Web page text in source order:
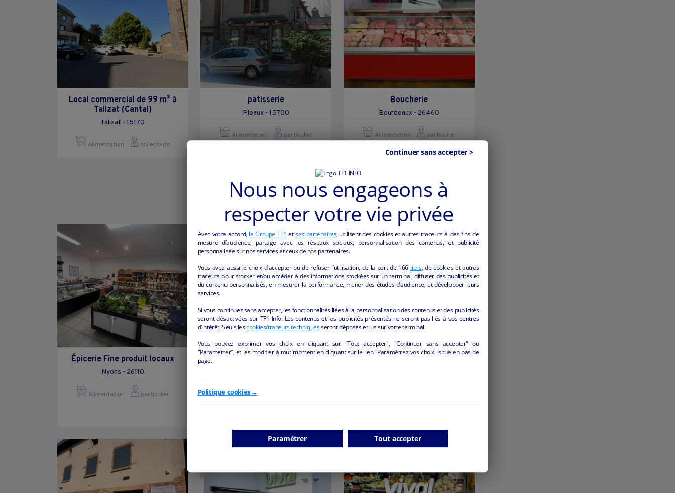
Local commercial de 99 m² à
Talizat (Cantal)
Talizat - 15170
Alimentation collectivite
patisserie
Pleaux - 15700
Alimentation particulier
Boucherie
Bourdeaux - 26460
Alimentation particulier
Épicerie Fine produit locaux
Nyons - 26110
Alimentation particulier Saint-Étienne - 42000
Nous nous engageons à
respecter votre vie privée
Avec votre accord, le Groupe TF1 etses partenaires, utilisent des cookies et autres traceurs à des fins de
mesure d’audience, partage avec les réseaux sociaux, personnalisation des contenus, et publicité
personnalisée sur nos services et ceux de nos partenaires.
Vous avez aussi le choix d'accepter ou de refuser l’utilisation, de la part de 166 tiers, de cookies et autres
traceurs pour stocker et/ou accéder à des informations stockées sur un terminal, diffuser des publicités et
du contenu personnalisés, en mesurer la performance, mener des études d’audience, et développer leurs
services.
Si vous continuez sans accepter, les fonctionnalités liées à la personnalisation des contenus et des publicités
seront désactivées sur TF1 Info. Les contenus et les publicités présentés ne seront pas liés à vos centres
d'intérêt. Seuls lescookies/traceurs techniquesseront déposés et lus sur votre terminal.
Vous pouvez exprimer vos choix en cliquant sur "Tout accepter", "Continuer sans accepter" ou
"Paramétrer", et les modifier à tout moment en cliquant sur le lien "Paramétrez vos choix" situé en bas de
page.
Politique cookies →
Paramétrer
Continuer sans accepter >
Tout accepter